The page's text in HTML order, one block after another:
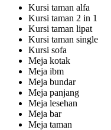
Kursi taman alfa
Kursi taman 2 in 1
Kursi taman lipat
Kursi taman single
Kursi sofa
Meja kotak
Meja ibm
Meja bundar
Meja panjang
Meja lesehan
Meja bar
Meja taman